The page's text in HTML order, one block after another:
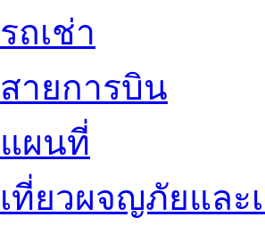
รถเช่า
สายการบิน
แผนที่
เที่ยวผจญภัยและ